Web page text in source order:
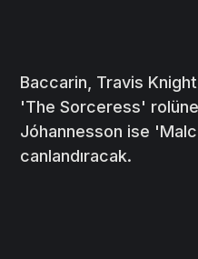
Baccarin, Travis
'The Sorceress'
Jóhannesson ise
canlandıracak.